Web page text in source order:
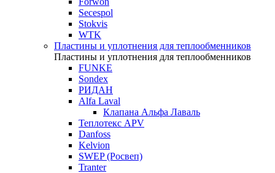
Secespol
Stokvis
WTK
Пластины и уплотнения для теплообменников
Пластины и уплотнения для теплообменников
FUNKE
Sondex
РИДАН
Alfa Laval
Клапана Альфа Лаваль
Теплотекс APV
Danfoss
Kelvion
SWEP (Росвеп)
Tranter